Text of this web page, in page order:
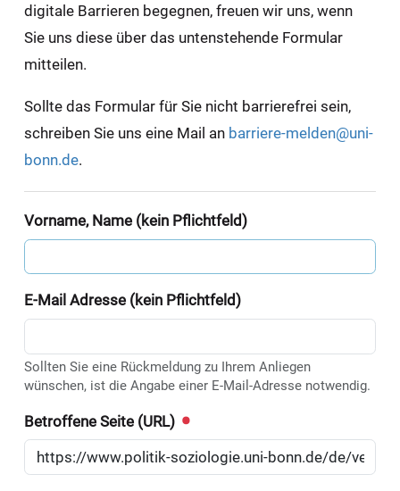
digitale Barrieren begegnen, freuen wir uns, wenn
Sie uns diese über das untenstehende Formular
mitteilen.
Sollte das Formular für Sie nicht barrierefrei sein,
schreiben Sie uns eine Mail an barriere-melden@uni-
bonn.de.
Vorname, Name (kein Pflichtfeld)
E-Mail Adresse (kein Pflichtfeld)
Sollten Sie eine Rückmeldung zu Ihrem Anliegen
wünschen, ist die Angabe einer E-Mail-Adresse notwendig.
Betroffene Seite (URL)